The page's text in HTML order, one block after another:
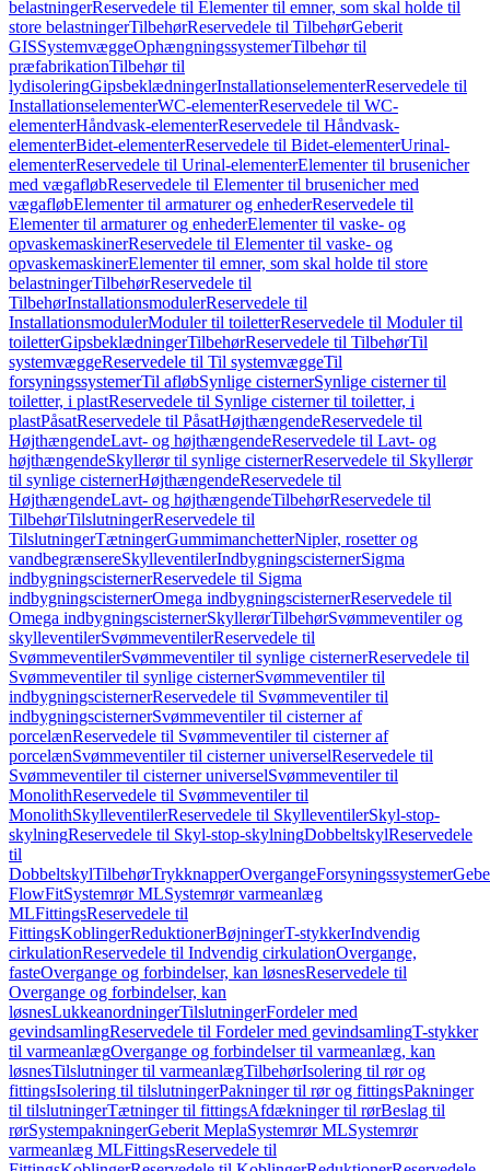
belastningerReservedele til Elementer til emner, som skal holde til
store belastningerTilbehørReservedele til TilbehørGeberit
GISSystemvæggeOphængningssystemerTilbehør til
præfabrikationTilbehør til
lydisoleringGipsbeklædningerInstallationselementerReservedele til
InstallationselementerWC-elementerReservedele til WC-
elementerHåndvask-elementerReservedele til Håndvask-
elementerBidet-elementerReservedele til Bidet-elementerUrinal-
elementerReservedele til Urinal-elementerElementer til brusenicher
med vægafløbReservedele til Elementer til brusenicher med
vægafløbElementer til armaturer og enhederReservedele til
Elementer til armaturer og enhederElementer til vaske- og
opvaskemaskinerReservedele til Elementer til vaske- og
opvaskemaskinerElementer til emner, som skal holde til store
belastningerTilbehørReservedele til
TilbehørInstallationsmodulerReservedele til
InstallationsmodulerModuler til toiletterReservedele til Moduler til
toiletterGipsbeklædningerTilbehørReservedele til TilbehørTil
systemvæggeReservedele til Til systemvæggeTil
forsyningssystemerTil afløbSynlige cisternerSynlige cisterner til
toiletter, i plastReservedele til Synlige cisterner til toiletter, i
plastPåsatReservedele til PåsatHøjthængendeReservedele til
HøjthængendeLavt- og højthængendeReservedele til Lavt- og
højthængendeSkyllerør til synlige cisternerReservedele til Skyllerør
til synlige cisternerHøjthængendeReservedele til
HøjthængendeLavt- og højthængendeTilbehørReservedele til
TilbehørTilslutningerReservedele til
TilslutningerTætningerGummimanchetterNipler, rosetter og
vandbegrænsereSkylleventilerIndbygningscisternerSigma
indbygningscisternerReservedele til Sigma
indbygningscisternerOmega indbygningscisternerReservedele til
Omega indbygningscisternerSkyllerørTilbehørSvømmeventiler og
skylleventilerSvømmeventilerReservedele til
SvømmeventilerSvømmeventiler til synlige cisternerReservedele til
Svømmeventiler til synlige cisternerSvømmeventiler til
indbygningscisternerReservedele til Svømmeventiler til
indbygningscisternerSvømmeventiler til cisterner af
porcelænReservedele til Svømmeventiler til cisterner af
porcelænSvømmeventiler til cisterner universelReservedele til
Svømmeventiler til cisterner universelSvømmeventiler til
MonolithReservedele til Svømmeventiler til
MonolithSkylleventilerReservedele til SkylleventilerSkyl-stop-
skylningReservedele til Skyl-stop-skylningDobbeltskylReservedele
til
DobbeltskylTilbehørTrykknapperOvergangeForsyningssystemer
FlowFitSystemrør MLSystemrør varmeanlæg
MLFittingsReservedele til
FittingsKoblingerReduktionerBøjningerT-stykkerIndvendig
cirkulationReservedele til Indvendig cirkulationOvergange,
fasteOvergange og forbindelser, kan løsnesReservedele til
Overgange og forbindelser, kan
løsnesLukkeanordningerTilslutningerFordeler med
gevindsamlingReservedele til Fordeler med gevindsamlingT-stykker
til varmeanlægOvergange og forbindelser til varmeanlæg, kan
løsnesTilslutninger til varmeanlægTilbehørIsolering til rør og
fittingsIsolering til tilslutningerPakninger til rør og fittingsPakninger
til tilslutningerTætninger til fittingsAfdækninger til rørBeslag til
rørSystempakningerGeberit MeplaSystemrør MLSystemrør
varmeanlæg MLFittingsReservedele til